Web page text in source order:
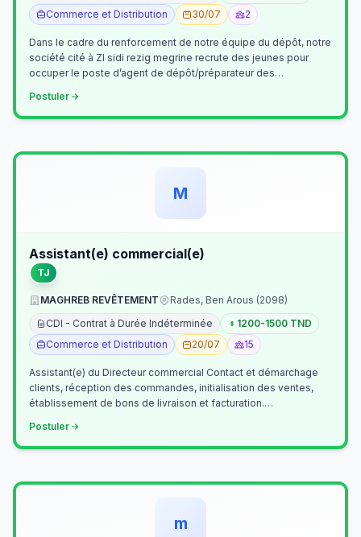
Commerce et Distribution
30/07 2
Dans le cadre du renforcement de notre équipe du dépôt, notre
société cité à ZI sidi rezig megrine recrute des jeunes pour
occuper le poste d’agent de dépôt/préparateur des
Postuler
M
Assistant(e) commercial(e)
TJ
MAGHREB REVÊTEMENT
Rades, Ben Arous (2098)
CDI - Contrat à Durée Indéterminée
1200-1500 TND
Commerce et Distribution
20/07 15
Assistant(e) du Directeur commercial Contact et démarchage
clients, réception des commandes, initialisation des ventes,
établissement de bons de livraison et facturation.
Postuler
m